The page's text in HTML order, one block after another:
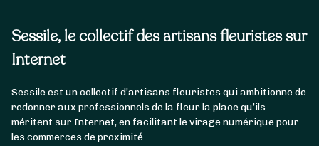
Sessile, le collectif des artisans fleuristes sur
Internet
Sessile est un collectif d’artisans fleuristes qui ambitionne de
redonner aux professionnels de la fleur la place qu’ils
méritent sur Internet, en facilitant le virage numérique pour
les commerces de proximité.